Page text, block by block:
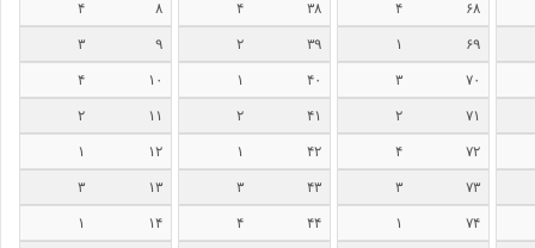
۸ ۴
۹ ۳
۱۰ ۴
۱۱ ۲
۱۲ ۱
۱۳ ۳
۱۴ ۱
۳۸ ۴
۳۹ ۲
۴۰ ۱
۴۱ ۲
۴۲ ۱
۴۳ ۳
۴۴ ۴
۶۸ ۴
۶۹ ۱
۷۰ ۳
۷۱ ۲
۷۲ ۴
۷۳ ۳
۷۴ ۱